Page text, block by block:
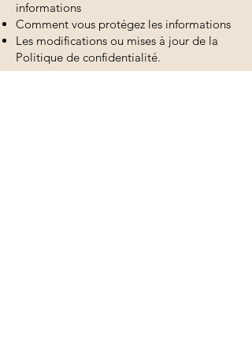
informations
Comment vous protégez les informations
Les modifications ou mises à jour de la
Politique de confidentialité.